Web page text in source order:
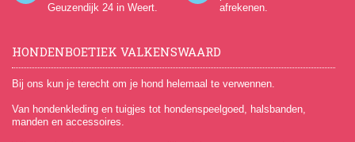
Geuzendijk 24 in Weert.
afrekenen.
HONDENBOETIEK VALKENSWAARD
Bij ons kun je terecht om je hond helemaal te verwennen.
Van hondenkleding en tuigjes tot hondenspeelgoed, halsbanden,
manden en accessoires.